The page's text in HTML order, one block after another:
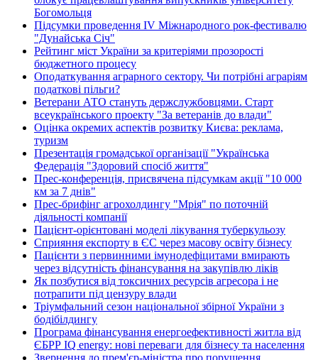
Богомольця
Підсумки проведення IV Міжнародного рок-фестивалю
"Дунайська Січ"
Рейтинг міст України за критеріями прозорості
бюджетного процесу
Оподаткування аграрного сектору. Чи потрібні аграріям
податкові пільги?
Ветерани АТО стануть держслужбовцями. Старт
всеукраїнського проекту "За ветеранів до влади"
Оцінка окремих аспектів розвитку Києва: реклама,
туризм
Презентація громадської організації "Українська
Федерація "Здоровий спосіб життя"
Прес-конференція, присвячена підсумкам акції "10 000
км за 7 днів"
Прес-брифінг агрохолдингу "Мрія" по поточній
діяльності компанії
Пацієнт-орієнтовані моделі лікування туберкульозу
Сприяння експорту в ЄС через масову освіту бізнесу
Пацієнти з первинними імунодефіцитами вмирають
через відсутність фінансування на закупівлю ліків
Як позбутися від токсичних ресурсів агресора і не
потрапити під цензуру влади
Тріумфальний сезон національної збірної України з
бодібілдингу
Програма фінансування енергоефективності житла від
ЄБРР IQ energy: нові переваги для бізнесу та населення
Звернення до прем'єр-міністра про порушення